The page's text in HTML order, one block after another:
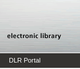
DLR Portal